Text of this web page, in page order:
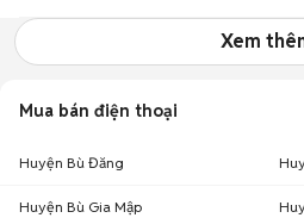
Xem
Mua bán điện thoại
Huyện Bù Đăng
Huyện Bù Gia Mập